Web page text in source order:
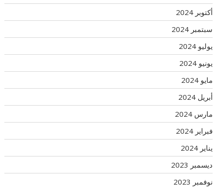
أكتوبر 2024
سبتمبر 2024
يوليو 2024
يونيو 2024
مايو 2024
أبريل 2024
مارس 2024
فبراير 2024
يناير 2024
ديسمبر 2023
نوفمبر 2023